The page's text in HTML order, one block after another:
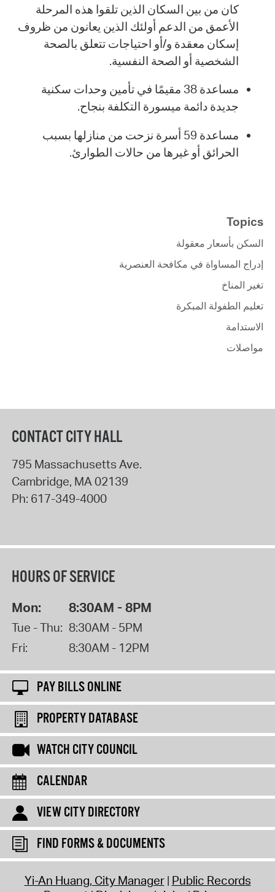
كان من بين السكان الذين تلقوا هذه المرحلة
الأعمق من الدعم أولئك الذين يعانون من ظروف
إسكان معقدة و/أو احتياجات تتعلق بالصحة
الشخصية أو الصحة النفسية.
مساعدة 38 مقيمًا في تأمين وحدات سكنية
جديدة دائمة ميسورة التكلفة بنجاح.
مساعدة 59 أسرة نزحت من منازلها بسبب
الحرائق أو غيرها من حالات الطوارئ.
Topics
السكن بأسعار معقولة
إدراج المساواة في مكافحة العنصرية
تغير المناخ
تعليم الطفولة المبكرة
الاستدامة
مواصلات
CONTACT CITY HALL
795 Massachusetts Ave.
Cambridge, MA02139
Ph: 617-349-4000
HOURS OF SERVICE
Mon: 8:30AM - 8PM
Tue - Thu: 8:30AM - 5PM
Fri:
8:30AM - 12PM
PAY BILLS ONLINE
PROPERTY DATABASE
WATCH CITY COUNCIL
CALENDAR
VIEW CITY DIRECTORY
FIND FORMS & DOCUMENTS
Yi-An Huang, City Manager Public Records